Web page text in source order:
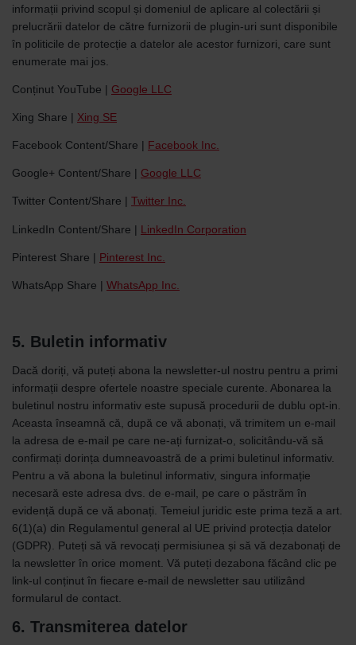
informații privind scopul și domeniul de aplicare al colectării și
prelucrării datelor de către furnizorii de plugin-uri sunt disponibile
în politicile de protecție a datelor ale acestor furnizori, care sunt
enumerate mai jos.
Conținut YouTube | Google LLC
Xing Share | Xing SE
Facebook Content/Share | Facebook Inc.
Google+ Content/Share | Google LLC
Twitter Content/Share | Twitter Inc.
LinkedIn Content/Share | LinkedIn Corporation
Pinterest Share | Pinterest Inc.
WhatsApp Share | WhatsApp Inc.
5. Buletin informativ
Dacă doriți, vă puteți abona la newsletter-ul nostru pentru a primi
informații despre ofertele noastre speciale curente. Abonarea la
buletinul nostru informativ este supusă procedurii de dublu opt-in.
Aceasta înseamnă că, după ce vă abonați, vă trimitem un e-mail
la adresa de e-mail pe care ne-ați furnizat-o, solicitându-vă să
confirmați dorința dumneavoastră de a primi buletinul informativ.
Pentru a vă abona la buletinul informativ, singura informație
necesară este adresa dvs. de e-mail, pe care o păstrăm în
evidență după ce vă abonați. Temeiul juridic este prima teză a art.
6(1)(a) din Regulamentul general al UE privind protecția datelor
(GDPR). Puteți să vă revocați permisiunea și să vă dezabonați de
la newsletter în orice moment. Vă puteți dezabona făcând clic pe
link-ul conținut în fiecare e-mail de newsletter sau utilizând
formularul de contact.
6. Transmiterea datelor